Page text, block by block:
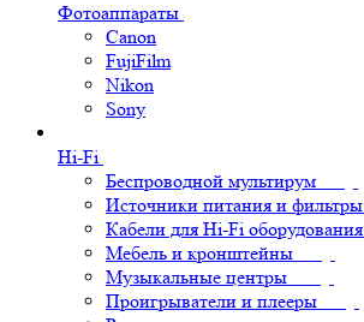
Фотоаппараты
Canon
FujiFilm
Nikon
Sony
Hi-Fi
Беспроводной мультирум
Источники питания и фильтры
Кабели для Hi-Fi оборудования
Мебель и кронштейны
Музыкальные центры
Проигрыватели и плееры